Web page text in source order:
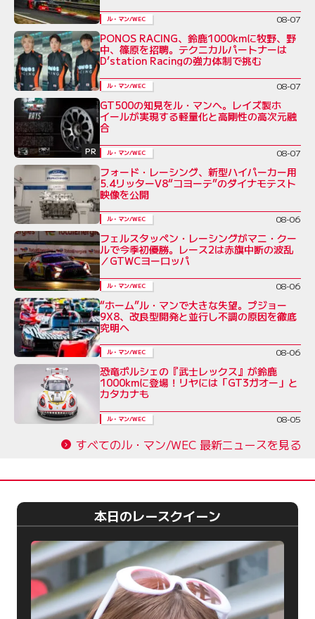
ル・マン/WEC 08-07
PONOS RACING、鈴鹿1000kmに牧野、野
中、篠原を招聘。テクニカルパートナーは
D’station Racingの強力体制で挑む
ル・マン/WEC 08-07
PR
GT500の知見をル・マンへ。レイズ製ホ
イールが実現する軽量化と高剛性の高次元融
合
ル・マン/WEC 08-07
フォード・レーシング、新型ハイパーカー用
5.4リッターV8“コヨーテ”のダイナモテスト
映像を公開
ル・マン/WEC 08-06
フェルスタッペン・レーシングがマニ・クー
ルで今季初優勝。レース2は赤旗中断の波乱
／GTWCヨーロッパ
ル・マン/WEC 08-06
“ホーム”ル・マンで大きな失望。プジョー
9X8、改良型開発と並行し不調の原因を徹底
究明へ
ル・マン/WEC 08-06
恐竜ポルシェの『武士レックス』が鈴鹿
1000kmに登場！リヤには「GT3ガオー」と
カタカナも
ル・マン/WEC 08-05
すべてのル・マン/WEC 最新ニュースを見る
本日のレースクイーン